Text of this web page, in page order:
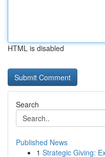
HTML is disabled
Search
Published News
1 Strategic Giving: